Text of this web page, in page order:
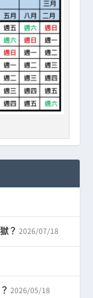
？ 2026/07/18
2026/05/18